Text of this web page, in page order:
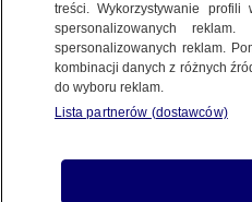
7.07.2023, 11:02
Udostępnij
treści. Wykorzystywanie
spersonalizowanych
spersonalizowanych reklam.
kombinacji danych z różnych
do wyboru reklam.
Lista partnerów (dostawców)